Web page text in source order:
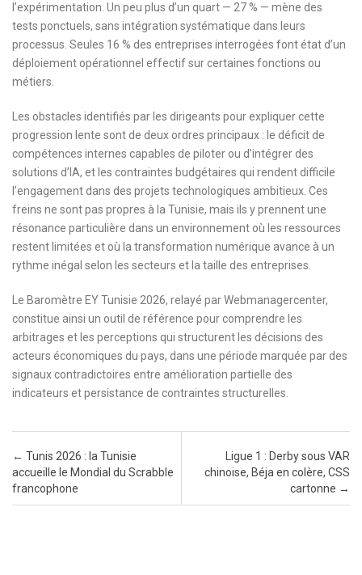
l’expérimentation. Un peu plus d’un quart — 27 % — mène des
tests ponctuels, sans intégration systématique dans leurs
processus. Seules 16 % des entreprises interrogées font état d’un
déploiement opérationnel effectif sur certaines fonctions ou
métiers.
Les obstacles identifiés par les dirigeants pour expliquer cette
progression lente sont de deux ordres principaux : le déficit de
compétences internes capables de piloter ou d’intégrer des
solutions d’IA, et les contraintes budgétaires qui rendent difficile
l’engagement dans des projets technologiques ambitieux. Ces
freins ne sont pas propres à la Tunisie, mais ils y prennent une
résonance particulière dans un environnement où les ressources
restent limitées et où la transformation numérique avance à un
rythme inégal selon les secteurs et la taille des entreprises.
Le Baromètre EY Tunisie 2026, relayé par Webmanagercenter,
constitue ainsi un outil de référence pour comprendre les
arbitrages et les perceptions qui structurent les décisions des
acteurs économiques du pays, dans une période marquée par des
signaux contradictoires entre amélioration partielle des
indicateurs et persistance de contraintes structurelles.
Post navigation
← Tunis 2026 : la Tunisie
accueille le Mondial du Scrabble
francophone
Ligue 1 : Derby sous VAR
chinoise, Béja en colère, CSS
cartonne →